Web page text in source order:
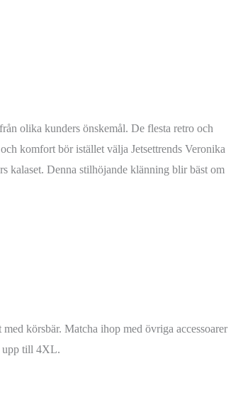
olika kunders önskemål. De flesta retro och
komfort bör istället välja Jetsettrends Veronika
kalaset. Denna stilhöjande klänning blir bäst om
körsbär. Matcha ihop med övriga accessoarer
upp till 4XL.